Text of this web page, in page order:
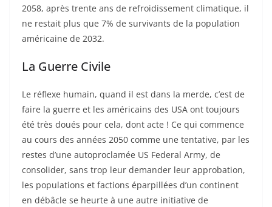
2058, après trente ans de refroidissement climatique, il
ne restait plus que 7% de survivants de la population
américaine de 2032.
La Guerre Civile
Le réflexe humain, quand il est dans la merde, c’est de
faire la guerre et les américains des USA ont toujours
été très doués pour cela, dont acte ! Ce qui commence
au cours des années 2050 comme une tentative, par les
restes d’une autoproclamée US Federal Army, de
consolider, sans trop leur demander leur approbation,
les populations et factions éparpillées d’un continent
en débâcle se heurte à une autre initiative de